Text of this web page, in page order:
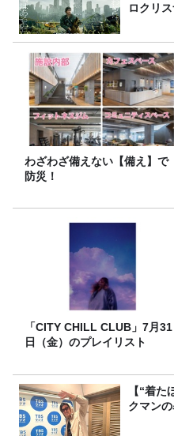
ロクリ
わざわざ備えない【備え】で
防災！
「CITY CHILL CLUB」7月31
日（金）のプレイリスト
【“着
クマン